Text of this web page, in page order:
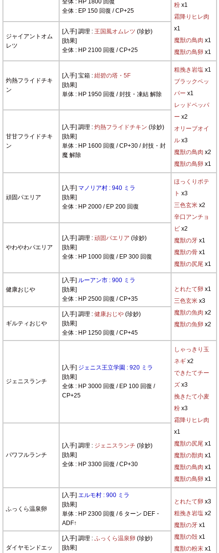
全体 : HP 1800 回復
全体 : EP 150 回復 / CP+25
粉x1
霜降りヒレ肉
x1
魔獣の鳥肉 x1
魔獣の鳥卵 x1
ジャイアントオム
レツ
[入手] 調理 : 王国風オムレツ (珍妙)
[効果]
全体 : HP 2100 回復 / CP+25
灼熱フライドチキ
ン
[入手] 宝箱 : 紺碧の塔・5F
[効果]
単体 : HP 1950 回復 / 封技・凍結 解除
粗挽き岩塩 x1
ブラックペッ
パー x1
レッドペッパ
ー x2
オリーブオイ
ルx3
魔獣の鳥肉 x2
魔獣の鳥卵 x1
甘甘フライドチキ
ン
[入手] 調理 : 灼熱フライドチキン (珍妙)
[効果]
単体 : HP 1600 回復 / CP+30 / 封技・封
魔 解除
頑固パエリア
[入手] マノリア村 : 940 ミラ
[効果]
全体 : HP 2000 / EP 200 回復
ほっくりポテ
ト x3
三色玄米x2
辛口アンチョ
ビx2
魔獣の牙x1
魔獣の骨x1
魔獣の尻尾x1
やわやわパエリア
[入手] 調理 : 頑固パエリア (珍妙)
[効果]
全体 : HP 1000 回復 / EP 300 回復
健康おじや
[入手] ルーアン市 : 900 ミラ
[効果]
全体 : HP 2500 回復 / CP+35
とれたて卵 x1
三色玄米x3
魔獣の魚肉 x2
魔獣の魚卵 x2
ギルティおじや
[入手] 調理 : 健康おじや(珍妙)
[効果]
全体 : HP 1250 回復 / CP+45
ジェニスランチ
[入手] ジェニス王立学園 : 920 ミラ
[効果]
全体 : HP 3000 回復 / EP 100 回復 /
CP+25
しゃっきり玉
ネギx2
できたてチー
ズx3
挽きたて小麦
粉x3
霜降りヒレ肉
x1
魔獣の尻尾x1
魔獣の獣肉 x1
魔獣の鳥肉 x1
魔獣の鳥卵 x1
パワフルランチ
[入手] 調理 : ジェニスランチ (珍妙)
[効果]
全体 : HP 3300 回復 / CP+30
ふっくら温泉卵
[入手] エルモ村 : 900 ミラ
[効果]
単体 : HP 2300 回復 / 6 ターン DEF・
ADF↑
とれたて卵 x3
粗挽き岩塩 x2
魔獣の牙x1
魔獣の殻x1
魔獣の粉末x1
ダイヤモンドエッ
[入手] 調理 : ふっくら温泉卵 (珍妙)
[効果]